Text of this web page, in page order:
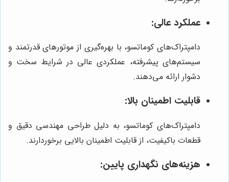
عملکرد عالی:
دامپتراک‌های کوماتسو، با بهره‌گیری از موتورهای قدرتمند و
سیستم‌های پیشرفته، عملکردی عالی در شرایط سخت و
دشوار ارائه می‌دهند.
قابلیت اطمینان بالا:
دامپتراک‌های کوماتسو، به دلیل طراحی مهندسی دقیق و
قطعات باکیفیت، از قابلیت اطمینان بالایی برخوردارند.
هزینه‌های نگهداری پایین: